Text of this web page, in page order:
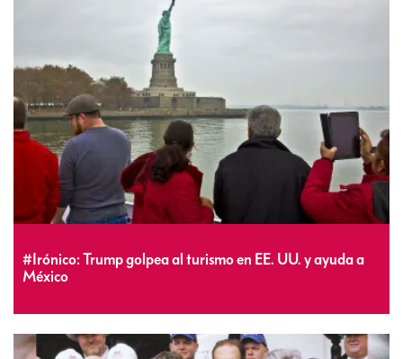
#Irónico: Trump golpea al turismo en EE. UU. y ayuda a
México